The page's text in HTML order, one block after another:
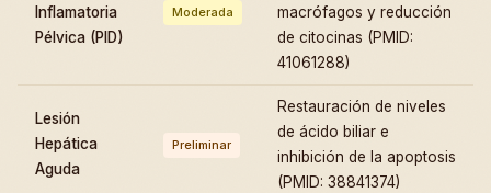
Inflamatoria
Pélvica (PID)
Moderada
macrófagos y reducción
de citocinas (PMID:
41061288)
Lesión
Hepática
Aguda
Preliminar
Restauración de niveles
de ácido biliar e
inhibición de la apoptosis
(PMID: 38841374)